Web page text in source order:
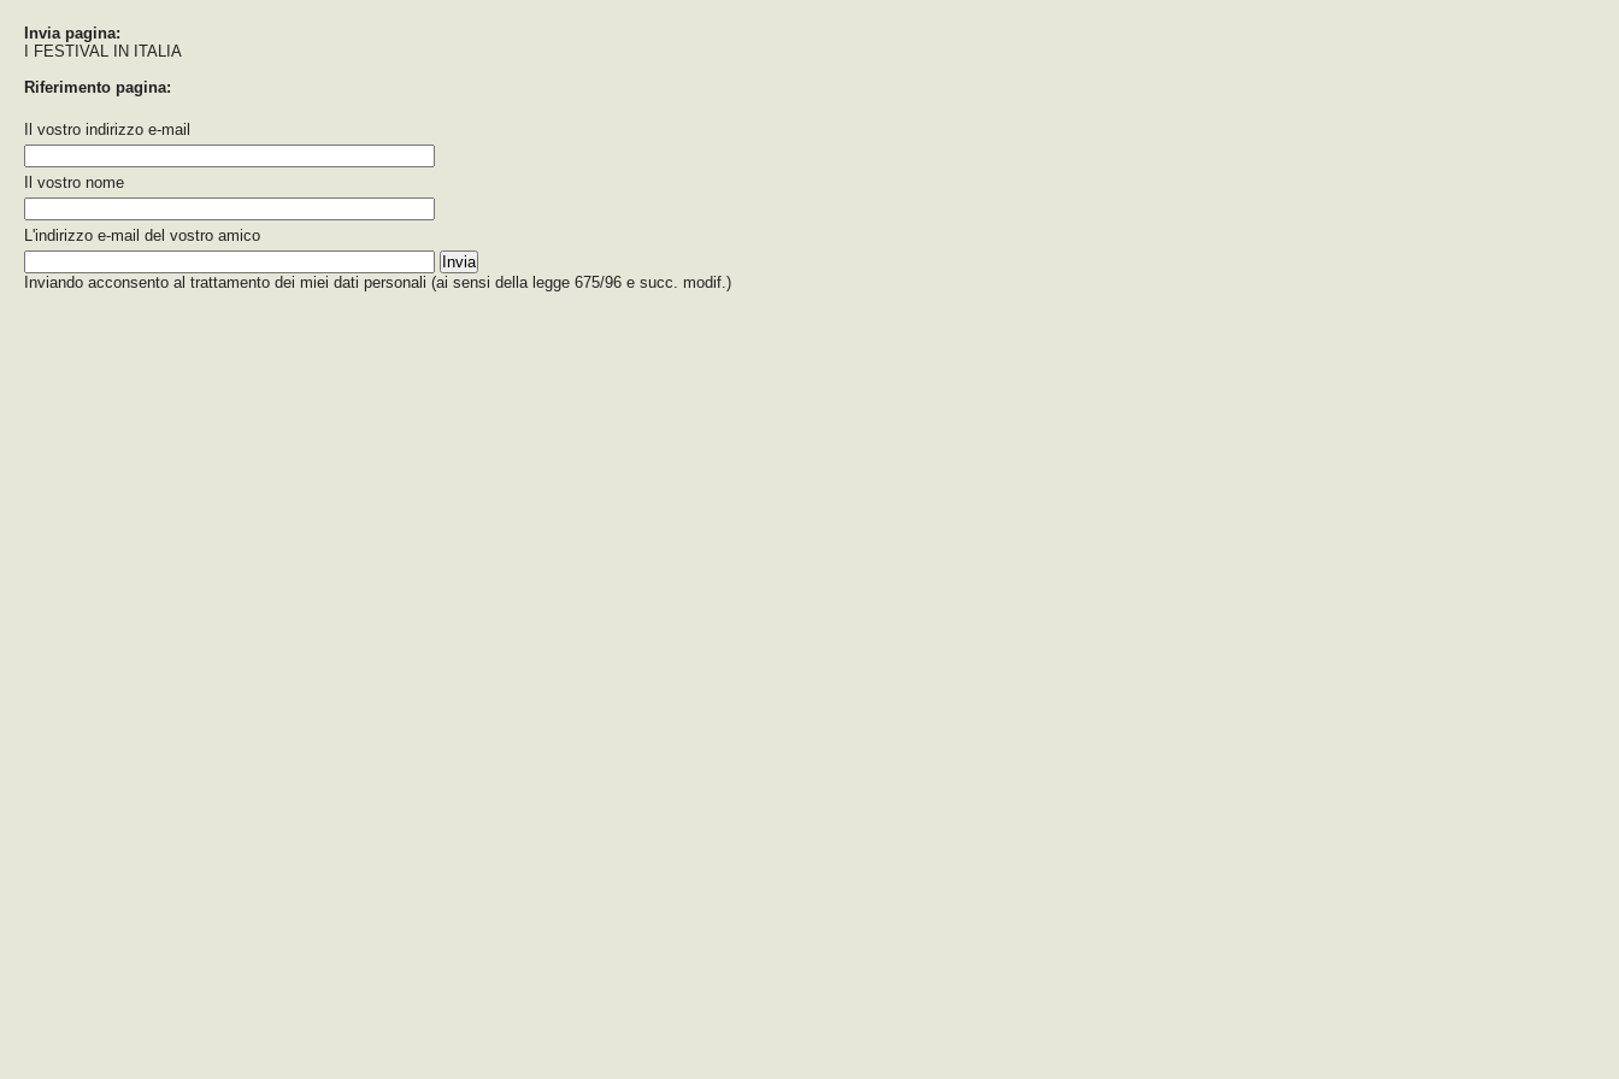
Invia pagina:
I FESTIVAL IN ITALIA
Riferimento pagina:
Il vostro indirizzo e-mail
Il vostro nome
L'indirizzo e-mail del vostro amico
Inviando acconsento al trattamento dei miei dati personali (ai sensi della legge 675/96 e succ. modif.)